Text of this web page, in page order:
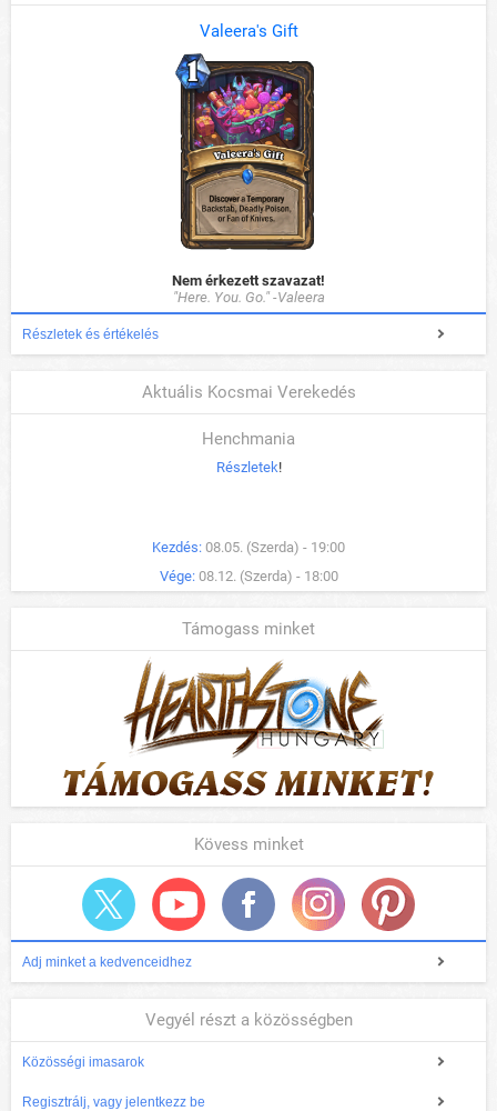
Valeera's Gift
Nem érkezett szavazat!
"Here. You. Go." -Valeera
Részletek és értékelés
Aktuális Kocsmai Verekedés
Henchmania
Részletek!
Kezdés: 08.05. (Szerda) - 19:00
Vége: 08.12. (Szerda) - 18:00
Támogass minket
Kövess minket
Adj minket a kedvenceidhez
Vegyél részt a közösségben
Közösségi imasarok
Regisztrálj, vagy jelentkezz be